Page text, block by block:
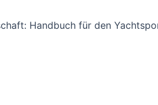
Handbuch für den